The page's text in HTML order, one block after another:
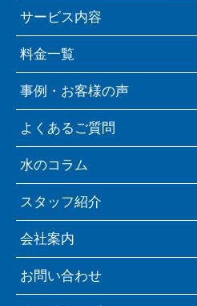
サービス内容
料金一覧
事例・お客様の声
よくあるご質問
水のコラム
スタッフ紹介
会社案内
お問い合わせ